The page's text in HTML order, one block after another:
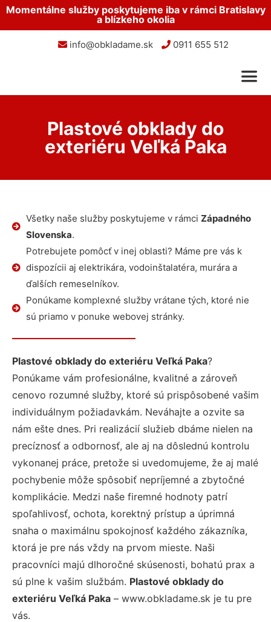
Momentálne služby poskytujeme iba v rámci Bratislavy
a blízkeho okolia
info@obkladame.sk 0911 655 512
Plastové obklady do
exteriéru Veľká Paka
Všetky naše služby poskytujeme v rámci Západného
Slovenska.
Potrebujete pomôcť v inej oblasti? Máme pre vás k
dispozícii aj elektrikára, vodoinštalatéra, murára a
ďalších remeselníkov.
Ponúkame komplexné služby vrátane tých, ktoré nie
sú priamo v ponuke webovej stránky.
Plastové obklady do exteriéru Veľká Paka?
Ponúkame vám profesionálne, kvalitné a zároveň
cenovo rozumné služby, ktoré sú prispôsobené vašim
individuálnym požiadavkám. Neváhajte a ozvite sa
nám ešte dnes. Pri realizácií služieb dbáme nielen na
precíznosť a odbornosť, ale aj na dôslednú kontrolu
vykonanej práce, pretože si uvedomujeme, že aj malé
pochybenie môže spôsobiť nepríjemné a zbytočné
komplikácie. Medzi naše firemné hodnoty patrí
spoľahlivosť, ochota, korektný prístup a úprimná
snaha o maximálnu spokojnosť každého zákazníka,
ktorá je pre nás vždy na prvom mieste. Naši
pracovníci majú dlhoročné skúsenosti, bohatú prax a
sú plne k vašim službám. Plastové obklady do
exteriéru Veľká Paka – www.obkladame.sk je tu pre
vás.